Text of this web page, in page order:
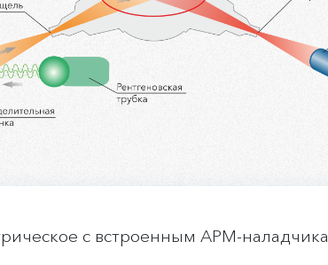
с встроенным АРМ-наладчика